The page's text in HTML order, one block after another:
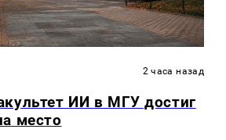
2 часа назад
ИИ в МГУ достиг
место